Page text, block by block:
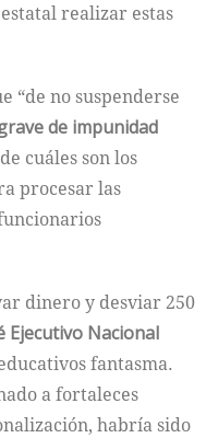
realizar estas
“de no suspenderse
de impunidad
cuáles son los
procesar las
dinero y desviar 250
Ejecutivo Nacional
fantasma.
a fortaleces
habría sido